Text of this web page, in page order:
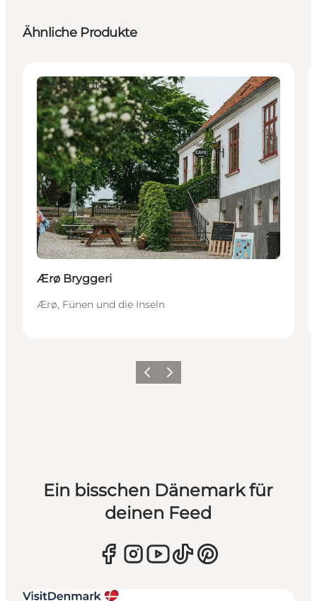
Ähnliche Produkte
Restaurants
Ærø Bryggeri
Ærø, Fünen und die Inseln
ZurückWeiter
Ein bisschen Dänemark für
deinen Feed